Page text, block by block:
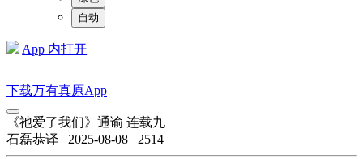
自动
App 内打开
下载万有真原App
《祂爱了我们》通谕 连载九
石磊恭译 2025-08-08 2514